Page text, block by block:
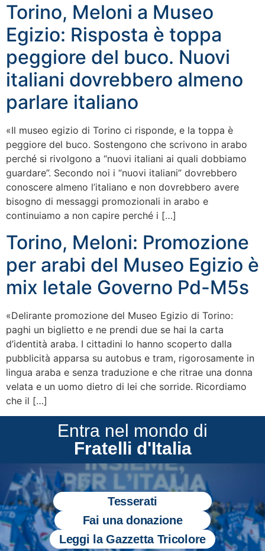
Torino, Meloni a Museo
Egizio: Risposta è toppa
peggiore del buco. Nuovi
italiani dovrebbero almeno
parlare italiano
«Il museo egizio di Torino ci risponde, e la toppa è
peggiore del buco. Sostengono che scrivono in arabo
perché si rivolgono a “nuovi italiani ai quali dobbiamo
guardare”. Secondo noi i “nuovi italiani” dovrebbero
conoscere almeno l’italiano e non dovrebbero avere
bisogno di messaggi promozionali in arabo e
continuiamo a non capire perché i […]
Torino, Meloni: Promozione
per arabi del Museo Egizio è
mix letale Governo Pd-M5s
«Delirante promozione del Museo Egizio di Torino:
paghi un biglietto e ne prendi due se hai la carta
d’identità araba. I cittadini lo hanno scoperto dalla
pubblicità apparsa su autobus e tram, rigorosamente in
lingua araba e senza traduzione e che ritrae una donna
velata e un uomo dietro di lei che sorride. Ricordiamo
che il […]
Entra nel mondo di
Fratelli d'Italia
Tesserati
Fai una donazione
Leggi la Gazzetta Tricolore